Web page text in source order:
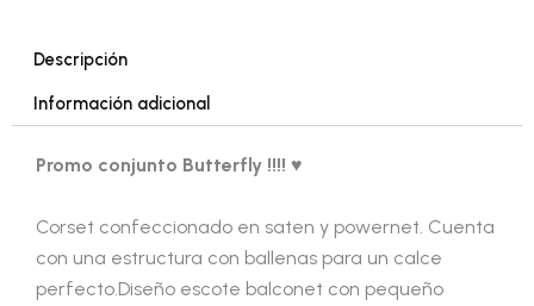
Descripción
Información adicional
Promo conjunto Butterfly !!!! ♥
Corset confeccionado en saten y powernet. Cuenta
con una estructura con ballenas para un calce
perfecto.Diseño escote balconet con pequeño